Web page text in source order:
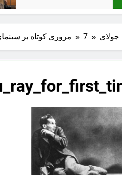
جولای 7 مروری کوتاه بر سینمای اروپا در